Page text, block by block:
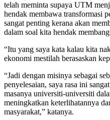
telah meminta supaya UTM
hendak membawa transformasi
sangat penting kerana akan
dalam soal kita hendak
“Itu yang saya kata kalau kita
ekonomi mestilah berasaskan
“Jadi dengan misinya sebagai
penyelesaian, saya rasa ini
masanya universiti-universiti
meningkatkan keterlihatannya
masyarakat,” katanya.